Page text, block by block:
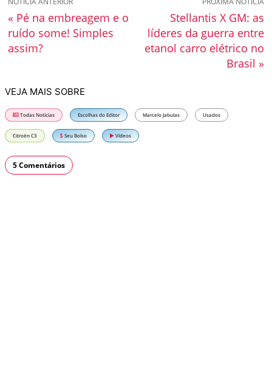
Stellantis X GM: as
líderes da guerra entre
etanol carro elétrico no
Brasil »
« Pé na embreagem e o
ruído some! Simples
assim?
VEJA MAIS SOBRE
Todas Notícias Escolhas do Editor Marcelo Jabulas Usados
Citroën C3 Seu Bolso Vídeos
5 Comentários